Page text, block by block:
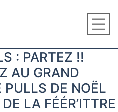
: PARTEZ !!
AU GRAND
PULLS DE NOËL
LA FÉÉR’ITTRE